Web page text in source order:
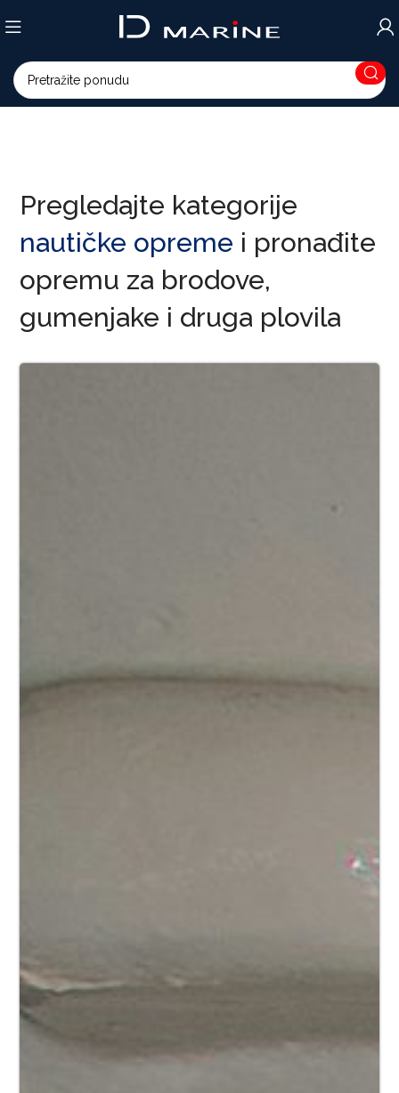
Pregledajte kategorije
nautičke opreme i pronađite
opremu za brodove,
gumenjake i druga plovila